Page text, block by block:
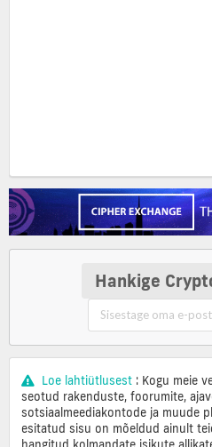
Hankige
Loe lahtiütlusest : Kogu meie
seotud rakenduste, foorumite,
sotsiaalmeediakontode ja muude
esitatud sisu on mõeldud ainult